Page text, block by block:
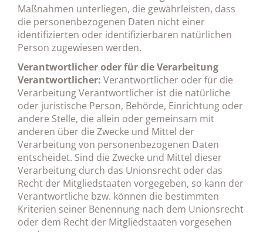
Maßnahmen unterliegen, die gewährleisten, dass
die personenbezogenen Daten nicht einer
identifizierten oder identifizierbaren natürlichen
Person zugewiesen werden.
Verantwortlicher oder für die Verarbeitung
Verantwortlicher: Verantwortlicher oder für die
Verarbeitung Verantwortlicher ist die natürliche
oder juristische Person, Behörde, Einrichtung oder
andere Stelle, die allein oder gemeinsam mit
anderen über die Zwecke und Mittel der
Verarbeitung von personenbezogenen Daten
entscheidet. Sind die Zwecke und Mittel dieser
Verarbeitung durch das Unionsrecht oder das
Recht der Mitgliedstaaten vorgegeben, so kann der
Verantwortliche bzw. können die bestimmten
Kriterien seiner Benennung nach dem Unionsrecht
oder dem Recht der Mitgliedstaaten vorgesehen